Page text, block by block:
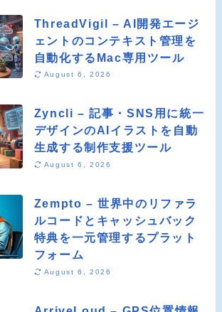
ThreadVigil – AI開発エージ
ェントのコンテキスト管理を
自動化するMac専用ツール
August 6, 2026
Zyncli – 記事・SNS用に統一
デザインのAIイラストを自動
生成する制作支援ツール
August 6, 2026
Zempto – 世界中のリファラ
ルコードとキャッシュバック
特典を一元管理するプラット
フォーム
August 6, 2026